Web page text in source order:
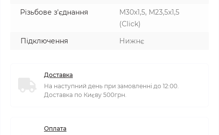
Різьбове з'єднання
М30х1,5, М23,5х1,5
(Click)
Підключення
Нижнє
Доставка
На наступний день при замовленні до 12:00.
Доставка по Києву 500грн.
Оплата